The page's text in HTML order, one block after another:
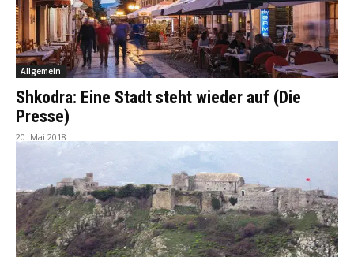
Allgemein
Shkodra: Eine Stadt steht wieder auf (Die
Presse)
20. Mai 2018